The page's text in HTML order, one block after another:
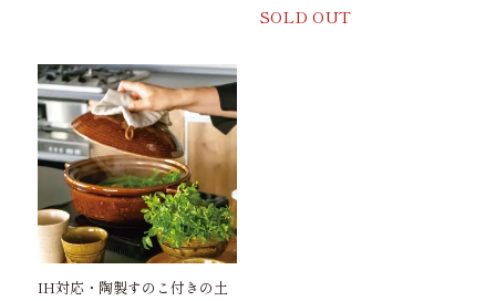
SOLD OUT
IH対応・陶製すのこ付きの土